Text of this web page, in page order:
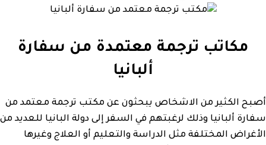
مكاتب ترجمة معتمدة من سفارة
ألبانيا
أصبح الكثير من الاشخاص يبحثون عن مكتب ترجمة معتمد من
سفارة ألبانيا وذلك لرغبتهم في السفر إلى دولة البانيا للعديد من
الأغراض المختلفة مثل الدراسة والتعليم أو العلاج وغيرها